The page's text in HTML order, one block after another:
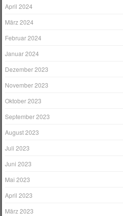
April 2024
März 2024
Februar 2024
Januar 2024
Dezember 2023
November 2023
Oktober 2023
September 2023
August 2023
Juli 2023
Juni 2023
Mai 2023
April 2023
März 2023